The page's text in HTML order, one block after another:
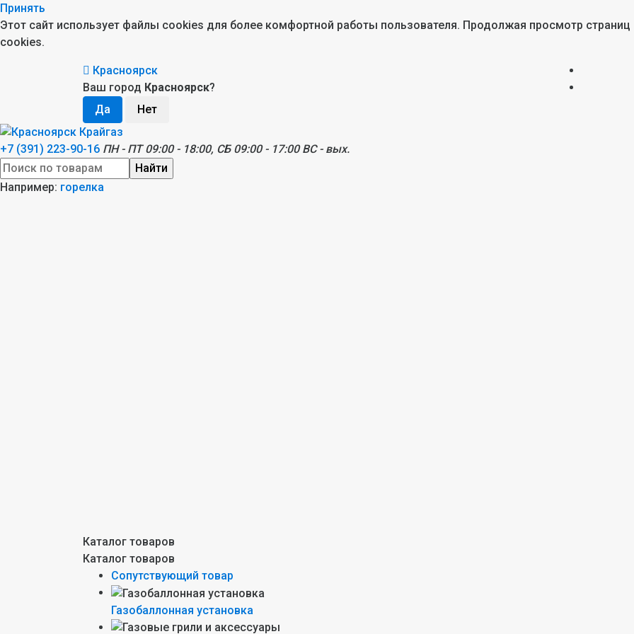
Принять
Этот сайт использует файлы cookies для более комфортной работы пользователя. Продолжая просмотр
cookies.
Красноярск
Ваш город Красноярск?
+7 (391) 223-90-16 ПН - ПТ 09:00 - 18:00, СБ 09:00 - 17:00 ВС - вых.
Найти
Например: горелка
Каталог товаров
Каталог товаров
Сопутствующий товар
Газобаллонная установка